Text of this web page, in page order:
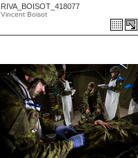
RIVA_BOISOT_418077
Vincent Boisot